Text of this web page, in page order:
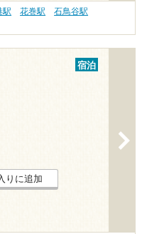
駅 花巻駅
石鳥谷駅
宿泊
りに追加